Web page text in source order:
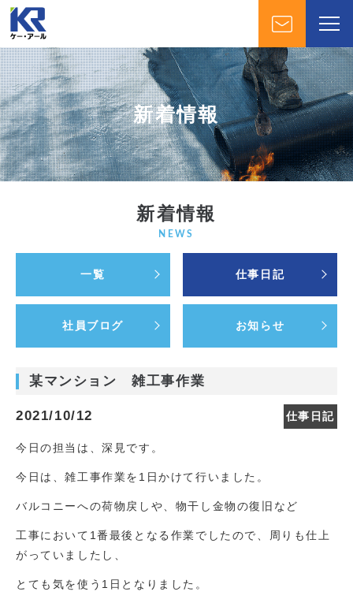
新着情報
新着情報
NEWS
一覧 仕事日記
社員ブログ お知らせ
某マンション 雑工事作業
2021/10/12 仕事日記
今日の担当は、深見です。
今日は、雑工事作業を1日かけて行いました。
バルコニーへの荷物戻しや、物干し金物の復旧など
工事において1番最後となる作業でしたので、周りも仕上
がっていましたし、
とても気を使う1日となりました。